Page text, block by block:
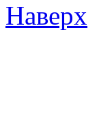
Наверх